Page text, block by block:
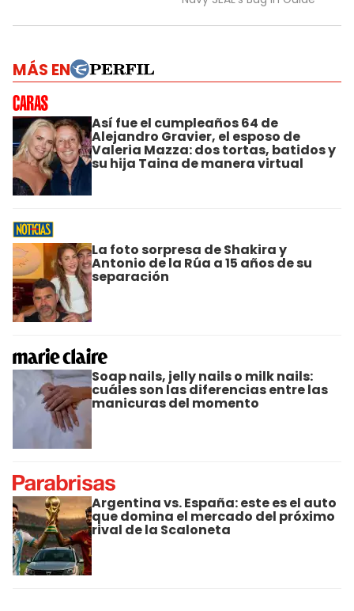
MÁS EN
Así fue el cumpleaños 64 de
Alejandro Gravier, el esposo de
Valeria Mazza: dos tortas, batidos y
su hija Taina de manera virtual
La foto sorpresa de Shakira y
Antonio de la Rúa a 15 años de su
separación
Soap nails, jelly nails o milk nails:
cuáles son las diferencias entre las
manicuras del momento
Argentina vs. España: este es el auto
que domina el mercado del próximo
rival de la Scaloneta